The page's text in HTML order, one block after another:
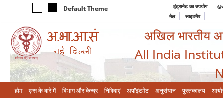
Default Theme इंट्रानेट का उपयोग
मेल
साइटमैप
अखिल भारतीय
All India
होम एम्‍स के बारे में विभाग और केन्‍द्र निविदाएं अपॉइंटमेंट अनुसंधान पुस्तकालय